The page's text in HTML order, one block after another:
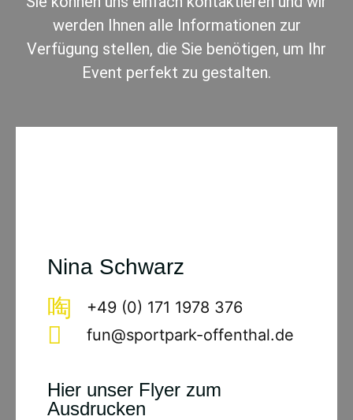
werden Ihnen alle Informationen zur
Verfügung stellen, die Sie benötigen, um Ihr
Event perfekt zu gestalten.
Nina Schwarz
+49 (0) 171 1978 376
fun@sportpark-offenthal.de
Hier unser Flyer zum
Ausdrucken